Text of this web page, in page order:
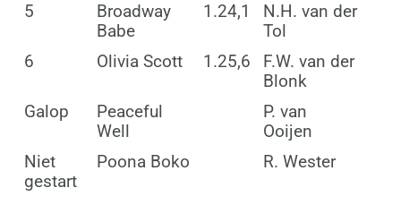
5
Broadway
Babe
1.24,1
N.H. van der
Tol
6
Olivia Scott 1.25,6
F.W. van der
Blonk
Galop
Peaceful
Well
P. van
Ooijen
Niet
gestart
Poona Boko R. Wester